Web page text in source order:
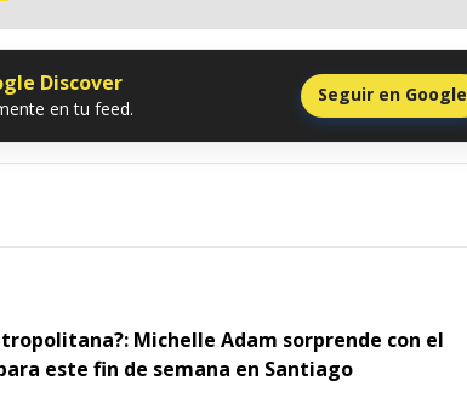
Discover
en tu feed.
Seguir en Google
Michelle Adam sorprende con el
este fin de semana en Santiago